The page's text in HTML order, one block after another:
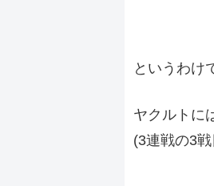
というわけ
ヤクルトに
(3連戦の3